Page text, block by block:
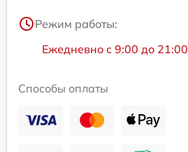
Режим работы:
Ежедневно с 9:00 до 21:00
Способы оплаты